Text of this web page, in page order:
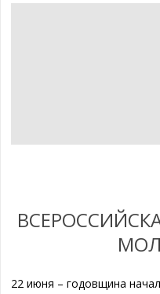
22 июня – годовщина